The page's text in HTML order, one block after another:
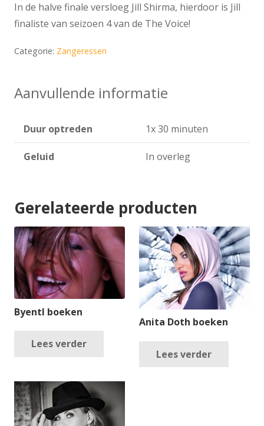
In de halve finale versloeg Jill Shirma, hierdoor is Jill
finaliste van seizoen 4 van de The Voice!
Categorie: Zangeressen
Aanvullende informatie
Duur optreden 1x 30 minuten
Geluid In overleg
Gerelateerde producten
Byentl boeken
Lees verder
Anita Doth boeken
Lees verder